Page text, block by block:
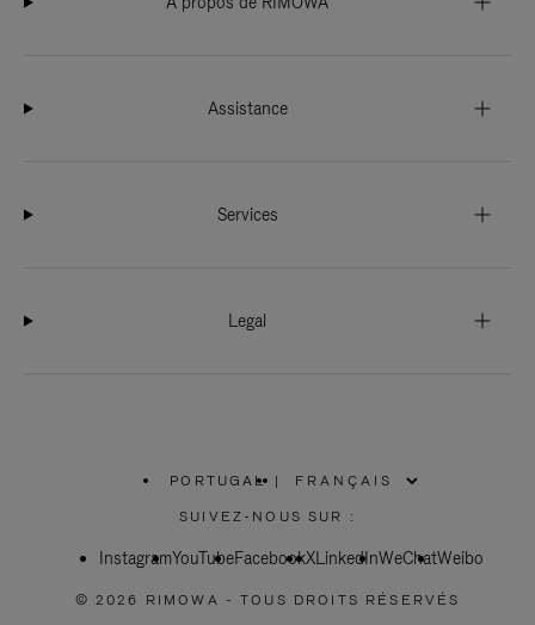
Assistance
Services
Legal
PORTUGAL
SÉLECTIONNEZ
VOTRE
|
SUIVEZ-NOUS SUR :
InstagramYouTubeFacebookXLinkedInWeChatWeibo
© 2026 RIMOWA - TOUS DROITS RÉSERVÉS